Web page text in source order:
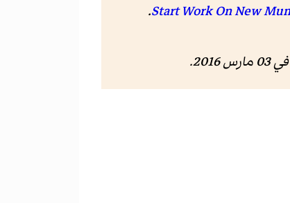
. August 16, 1922.
في 03 مارس 2016 .